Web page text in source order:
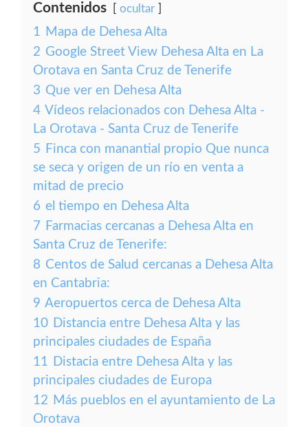
Contenidos ocultar
1 Mapa de Dehesa Alta
2 Google Street View Dehesa Alta en La
Orotava en Santa Cruz de Tenerife
3 Que ver en Dehesa Alta
4 Vídeos relacionados con Dehesa Alta -
La Orotava - Santa Cruz de Tenerife
5 Finca con manantial propio Que nunca
se seca y origen de un río en venta a
mitad de precio
6 el tiempo en Dehesa Alta
7 Farmacias cercanas a Dehesa Alta en
Santa Cruz de Tenerife:
8 Centos de Salud cercanas a Dehesa Alta
en Cantabria:
9 Aeropuertos cerca de Dehesa Alta
10 Distancia entre Dehesa Alta y las
principales ciudades de España
11 Distacia entre Dehesa Alta y las
principales ciudades de Europa
12 Más pueblos en el ayuntamiento de La
Orotava